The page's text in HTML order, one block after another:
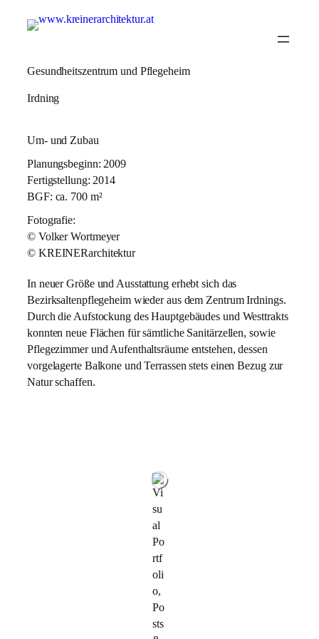
Gesundheitszentrum und Pflegeheim
Irdning
Um- und Zubau
Planungsbeginn: 2009
Fertigstellung: 2014
BGF: ca. 700 m²
Fotografie:
© Volker Wortmeyer
© KREINERarchitektur
In neuer Größe und Ausstattung erhebt sich das
Bezirksaltenpflegeheim wieder aus dem Zentrum Irdnings.
Durch die Aufstockung des Hauptgebäudes und Westtrakts
konnten neue Flächen für sämtliche Sanitärzellen, sowie
Pflegezimmer und Aufenthaltsräume entstehen, dessen
vorgelagerte Balkone und Terrassen stets einen Bezug zur
Natur schaffen.